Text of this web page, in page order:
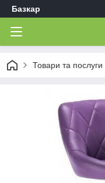
Базкар
Товари та послуги